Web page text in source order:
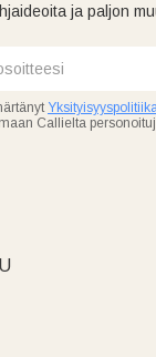
ja paljon
Callielta